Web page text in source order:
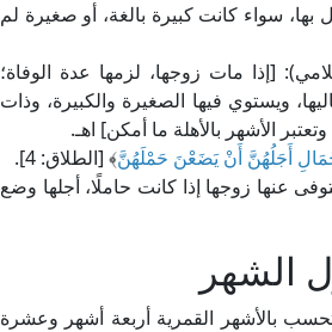
سواء كانت كبيرة بالغة، أو صغيرة لم
(8/ 399، ط. المكتب الإسلامي): [إذا مات زوجها، لزمها عدة الوفاة؛
ويستوي فيها الصغيرة والكبيرة، وذات
الأشهر بالأهلة ما أمكن] اهـ.
أَجَلُهُنَّ أَنْ يَضَعْنَ حَمْلَهُنَّ﴾ [الطلاق: 4].
أيضًا على أن المتوفى عنها زوجها إذا كانت حاملًا، أجلها وضع
الشهر
بالأشهر القمرية أربعة أشهر وعشرة